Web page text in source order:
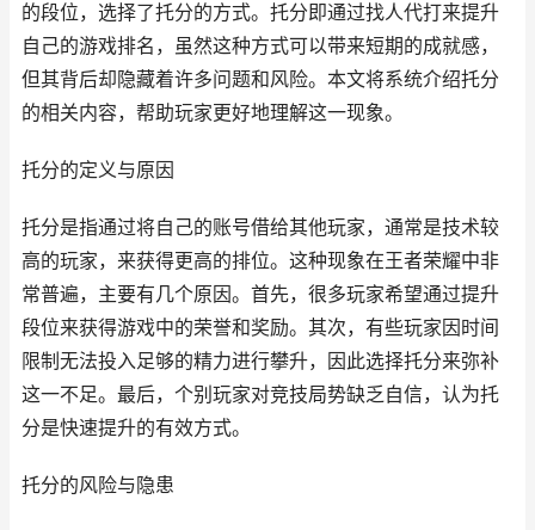
的段位，选择了托分的方式。托分即通过找人代打来提升
自己的游戏排名，虽然这种方式可以带来短期的成就感，
但其背后却隐藏着许多问题和风险。本文将系统介绍托分
的相关内容，帮助玩家更好地理解这一现象。
托分的定义与原因
托分是指通过将自己的账号借给其他玩家，通常是技术较
高的玩家，来获得更高的排位。这种现象在王者荣耀中非
常普遍，主要有几个原因。首先，很多玩家希望通过提升
段位来获得游戏中的荣誉和奖励。其次，有些玩家因时间
限制无法投入足够的精力进行攀升，因此选择托分来弥补
这一不足。最后，个别玩家对竞技局势缺乏自信，认为托
分是快速提升的有效方式。
托分的风险与隐患